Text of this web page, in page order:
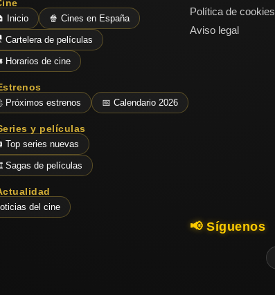
Inicio 🍿 Cines en España
Cartelera de películas
Horarios de cine
Próximos estrenos 📅 Calendario 2026
y películas
Top series nuevas
Sagas de películas
del cine
Política de cookies
Aviso legal
📢 Síguenos